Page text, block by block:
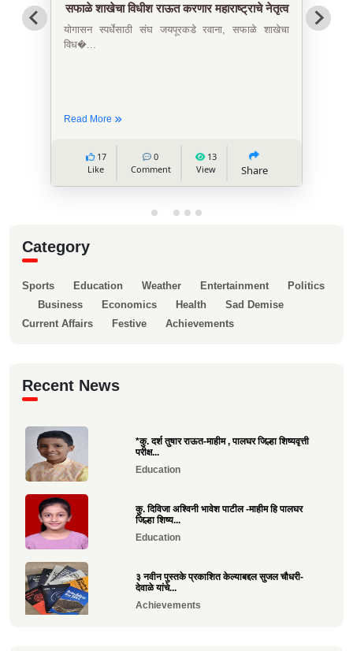
आरोग्यधामाच्या नेत्रविभागास आवश्यक A- SCANE
मशिनचा श्री कुष्णदत्त व सौ कांचन पाटील व विविध
मान्यवर उ...
Read More
Like
Comment
26
View
Share
Category
Sports Education Weather Entertainment
Politics
Business
Economics Health
Sad Demise
Current Affairs
Festive Achievements
Recent News
*कु. दर्श तुषार राऊत-माहीम , पालघर जिल्हा शिष्यवृत्ती
परीक्ष...
Education
कु. दिविजा अश्विनी भावेश पाटील -माहीम हि पालघर
जिल्हा शिष्य...
Education
३ नवीन पुस्तके प्रकाशित केल्याबद्दल सुजल चौधरी-
देवाळे यांचे...
Achievements